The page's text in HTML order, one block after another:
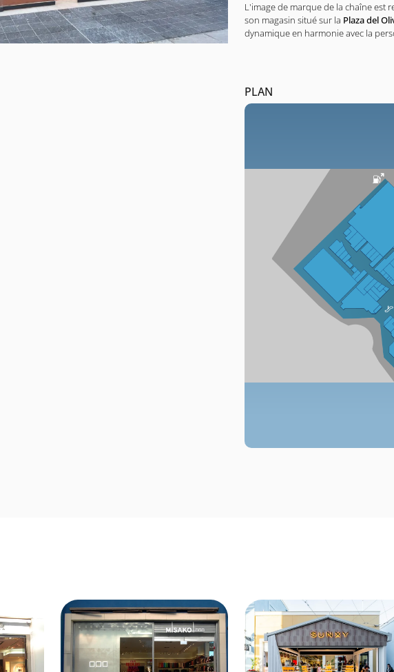
L'image de marque de la chaîne est
son magasin situé sur la Plaza del
dynamique en harmonie avec la
PLAN